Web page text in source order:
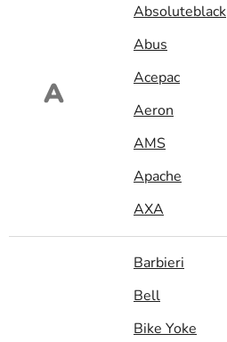
A
Absoluteblack
Abus
Acepac
Aeron
AMS
Apache
AXA
Barbieri
Bell
Bike Yoke